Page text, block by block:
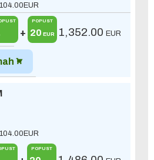
104.00EUR
+
POPUST
20 EUR 1,352.00 EUR
104.00EUR
POPUST